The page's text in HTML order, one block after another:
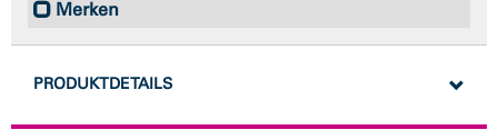
Merken
PRODUKTDETAILS